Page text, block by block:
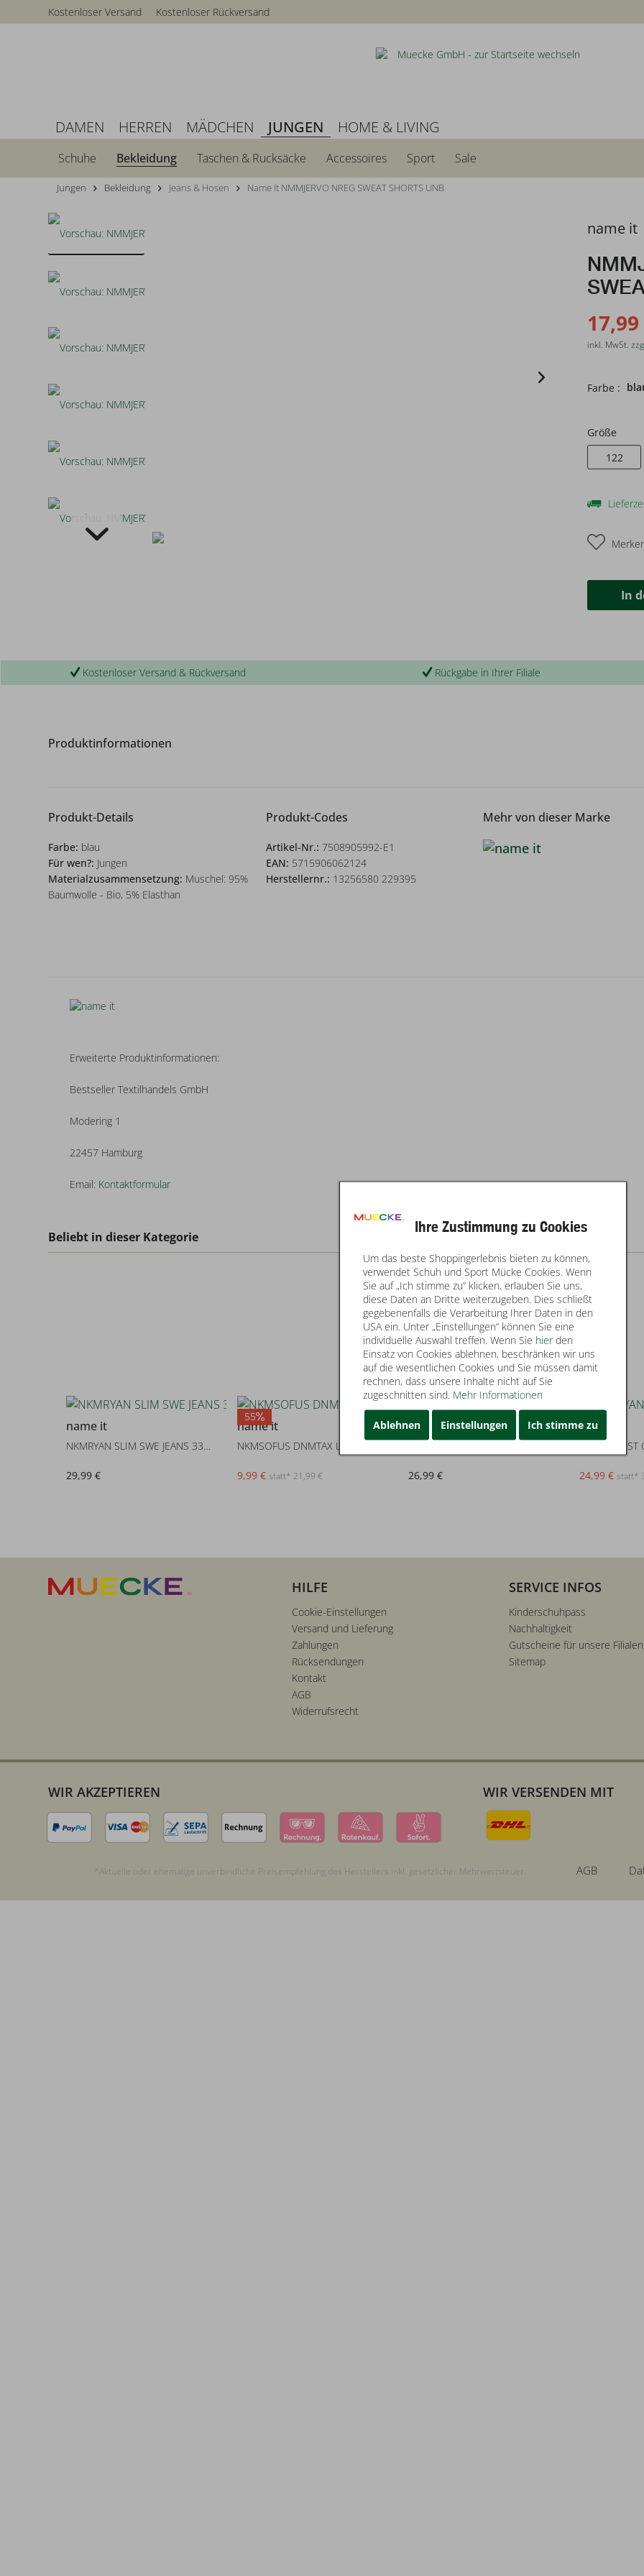
Kostenloser Versand Kostenloser Rückversand
DAMEN HERREN MÄDCHEN JUNGEN HOME & LIVING
Schuhe Bekleidung Taschen & Rucksäcke Accessoires Sport Sale
Jungen Bekleidung Jeans & Hosen Name It NMMJERVO NREG SWEAT SHORTS UNB
name it
17,99
inkl. MwSt.
Farbe :
Größe
122
In
Kostenloser Versand & Rückversand Rückgabe in Ihrer Filiale
Produktinformationen
Produkt-Details
Farbe: blau
Für wen?: Jungen
Materialzusammensetzung: Muschel: 95%
Baumwolle - Bio, 5% Elasthan
Produkt-Codes
Artikel-Nr.: 7508905992-E1
EAN: 5715906062124
Herstellernr.: 13256580 229395
Mehr von dieser Marke
Erweiterte Produktinformationen:
Bestseller Textilhandels GmbH
Modering 1
22457 Hamburg
Email: Kontaktformular
Beliebt in dieser Kategorie
name it
NKMRYAN SLIM SWE JEANS 3370-TH
29,99 €
55
name it
9,99 € statt* 21,99 €
name it
26,99 €
name it
24,99 € statt*
HILFE
Cookie-Einstellungen
Versand und Lieferung
Zahlungen
Rücksendungen
Kontakt
AGB
Widerrufsrecht
SERVICE INFOS
Kinderschuhpass
Nachhaltigkeit
Gutscheine für unsere Filialen
Sitemap
WIR AKZEPTIEREN WIR VERSENDEN MIT
AGB
*Aktuelle oder ehemalige unverbindliche Preisempfehlung des Herstellers inkl. gesetzlicher Mehrwertsteuer.
Ihre Zustimmung zu Cookies
Um das beste Shoppingerlebnis bieten zu können,
verwendet Schuh und Sport Mücke Cookies. Wenn
Sie auf „Ich stimme zu“ klicken, erlauben Sie uns,
diese Daten an Dritte weiterzugeben. Dies schließt
gegebenenfalls die Verarbeitung Ihrer Daten in den
USA ein. Unter „Einstellungen“ können Sie eine
individuelle Auswahl treffen. Wenn Sie hierden
Einsatz von Cookies ablehnen, beschränken wir uns
auf die wesentlichen Cookies und Sie müssen damit
rechnen, dass unsere Inhalte nicht auf Sie
zugeschnitten sind. Mehr Informationen
Ablehnen Einstellungen Ich stimme zu